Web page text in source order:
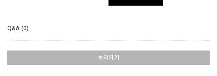
Q&A (0)
문의하기